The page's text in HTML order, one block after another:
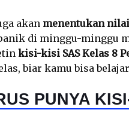
akan menentukan
di minggu-minggu
kisi-kisi SAS Kelas 8
biar kamu bisa
PUNYA